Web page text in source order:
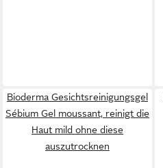
Bioderma Gesichtsreinigungsgel
Sébium Gel moussant, reinigt die
Haut mild ohne diese
auszutrocknen